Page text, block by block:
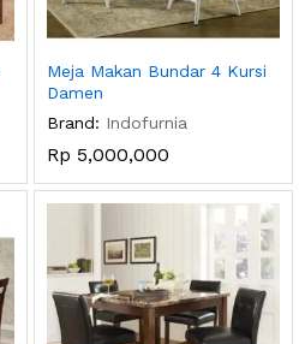
Meja Makan Bundar 4 Kursi
Damen
Brand: Indofurnia
Rp 5,000,000